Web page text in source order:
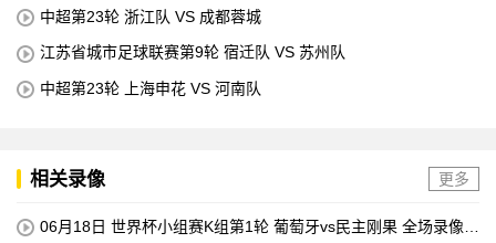
中超第23轮 浙江队 VS 成都蓉城
江苏省城市足球联赛第9轮 宿迁队 VS 苏州队
中超第23轮 上海申花 VS 河南队
相关录像 更多
06月18日 世界杯小组赛K组第1轮 葡萄牙vs民主刚果 全场录像回